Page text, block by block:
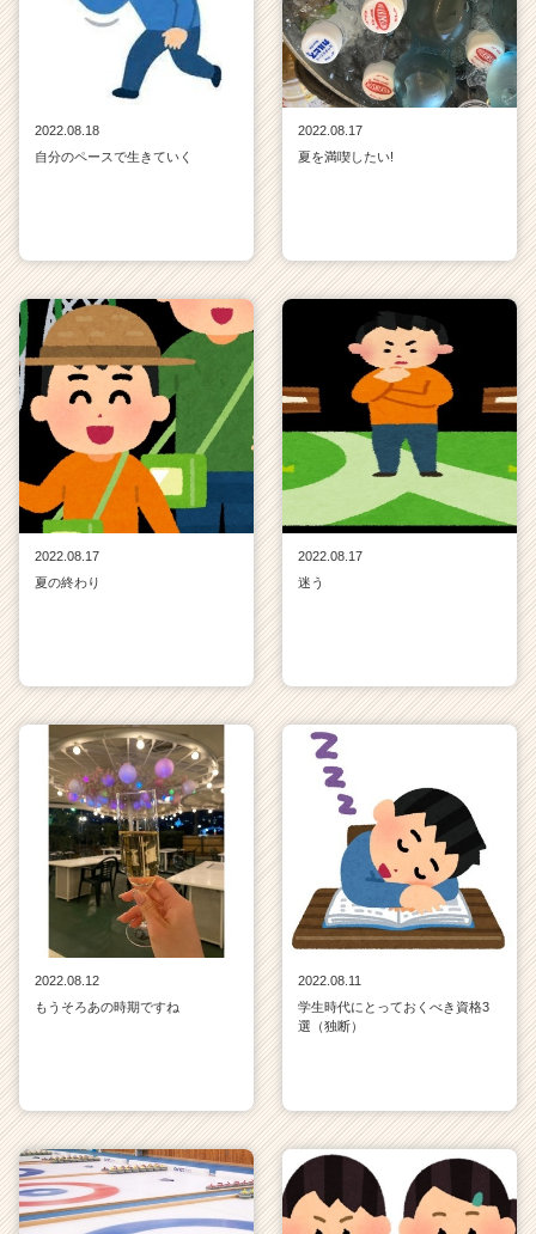
2022.08.18
自分のペースで生きていく
2022.08.17
夏を満喫したい!
2022.08.17
夏の終わり
2022.08.17
迷う
2022.08.12
もうそろあの時期ですね
2022.08.11
学生時代にとっておくべき資格3
選（独断）